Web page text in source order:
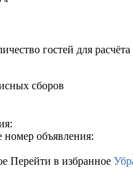
гостей для
сборов
номер объявления:
Перейти в избранное